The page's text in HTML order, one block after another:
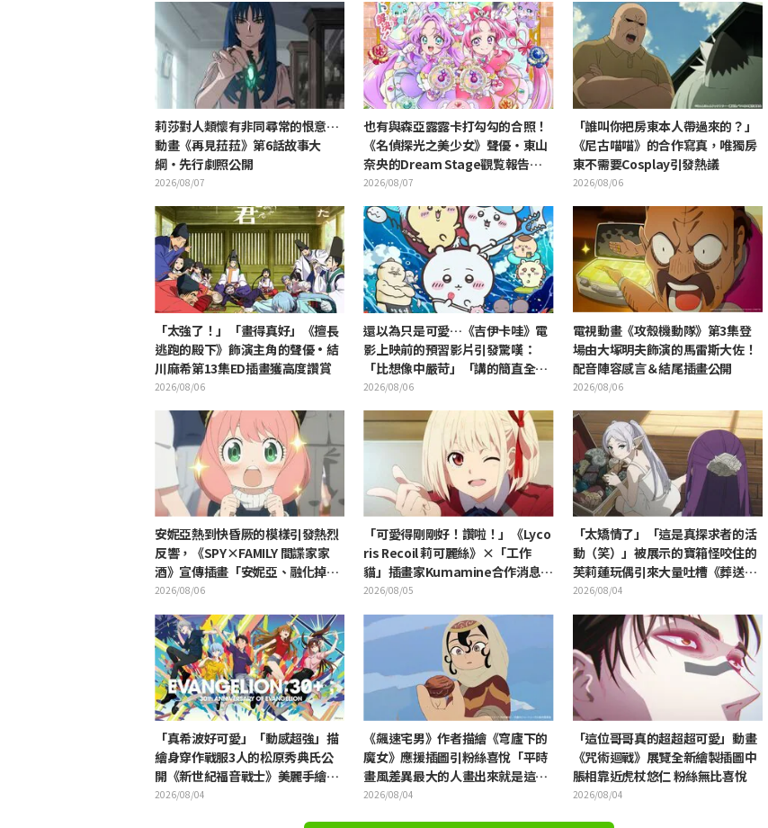
莉莎對人類懷有非同尋常的恨意…
動畫《再見菈菈》第6話故事大
綱・先行劇照公開
2026/08/07
也有與森亞露露卡打勾勾的合照！
《名偵探光之美少女》聲優・東山
奈央的Dream Stage觀覧報告引
發「是奥祕·暗影天使啊」的反響
2026/08/07
「誰叫你把房東本人帶過來的？」
《尼古喵喵》的合作寫真，唯獨房
東不需要Cosplay引發熱議
2026/08/06
「太強了！」「畫得真好」《擅長
逃跑的殿下》飾演主角的聲優·結
川麻希第13集ED插畫獲高度讚賞
2026/08/06
還以為只是可愛…《吉伊卡哇》電
影上映前的預習影片引發驚嘆：
「比想像中嚴苛」「講的簡直全都
是勞動的事」反差感驚呆網友
2026/08/06
電視動畫《攻殼機動隊》第3集登
場由大塚明夫飾演的馬雷斯大佐！
配音陣容感言＆結尾插畫公開
2026/08/06
安妮亞熱到快昏厥的模樣引發熱烈
反響，《SPY×FAMILY 間諜家家
酒》宣傳插畫「安妮亞、融化掉
了」
2026/08/06
「可愛得剛剛好！讚啦！」《Lyco
ris Recoil 莉可麗絲》×「工作
貓」插畫家Kumamine合作消息公
開 引發「讚啦！」熱烈迴響
2026/08/05
「太矯情了」「這是真探求者的活
動（笑）」被展示的寶箱怪咬住的
芙莉蓮玩偶引來大量吐槽《葬送的
芙莉蓮》
2026/08/04
「真希波好可愛」「動感超強」描
繪身穿作戰服3人的松原秀典氏公
開《新世紀福音戰士》美麗手繪插
圖引發反響
2026/08/04
《飆速宅男》作者描繪《穹廬下的
魔女》應援插圖引粉絲喜悅「平時
畫風差異最大的人畫出來就是這
樣」
2026/08/04
「這位哥哥真的超超超可愛」動畫
《咒術迴戰》展覽全新繪製插圖中
脹相靠近虎杖悠仁 粉絲無比喜悅
2026/08/04